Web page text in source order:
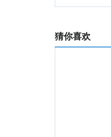
猜你喜欢